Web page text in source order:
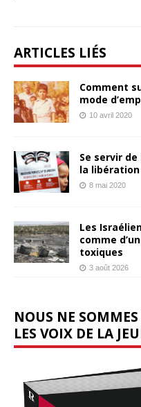
ARTICLES LIÉS
Comment
mode
10 avril 2020
Se servir
la
8 mai 2020
Les
comme
toxiques
3 août 2026
NOUS NE SOMMES
LES VOIX DE LA